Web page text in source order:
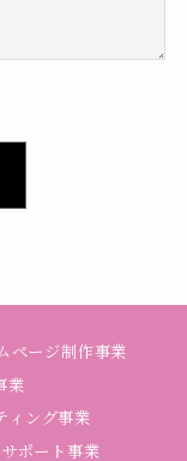
ページ制作事業
業
ィング事業
ポート事業